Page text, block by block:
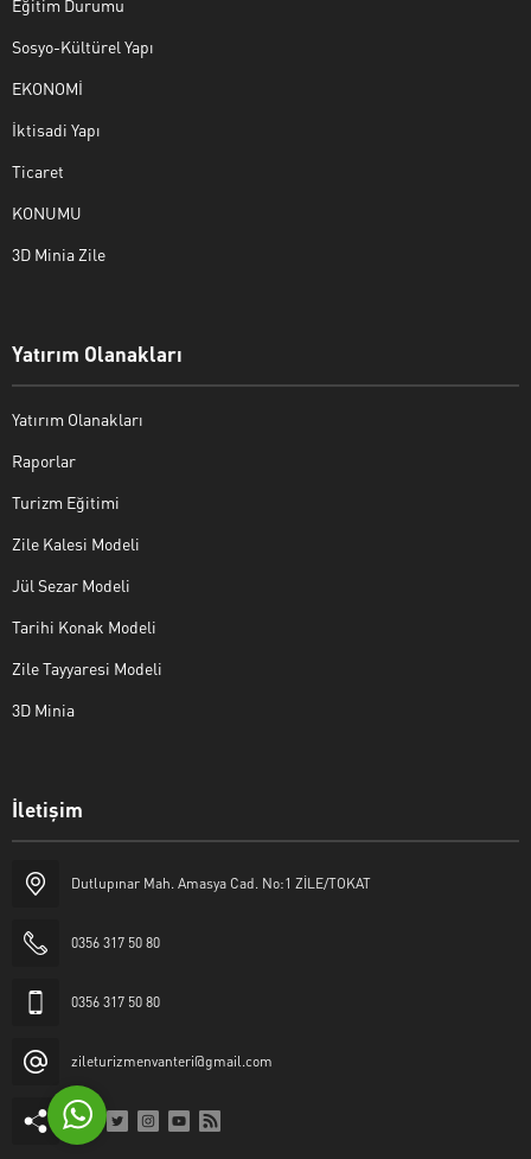
Eğitim Durumu
Sosyo-Kültürel Yapı
EKONOMİ
İktisadi Yapı
Ticaret
KONUMU
3D Minia Zile
Yatırım Olanakları
Yatırım Olanakları
Raporlar
Turizm Eğitimi
Zile Kalesi Modeli
Jül Sezar Modeli
Tarihi Konak Modeli
Zile Tayyaresi Modeli
3D Minia
İletişim
Dutlupınar Mah. Amasya Cad. No:1 ZİLE/TOKAT
0356 317 50 80
0356 317 50 80
zileturizmenvanteri@gmail.com